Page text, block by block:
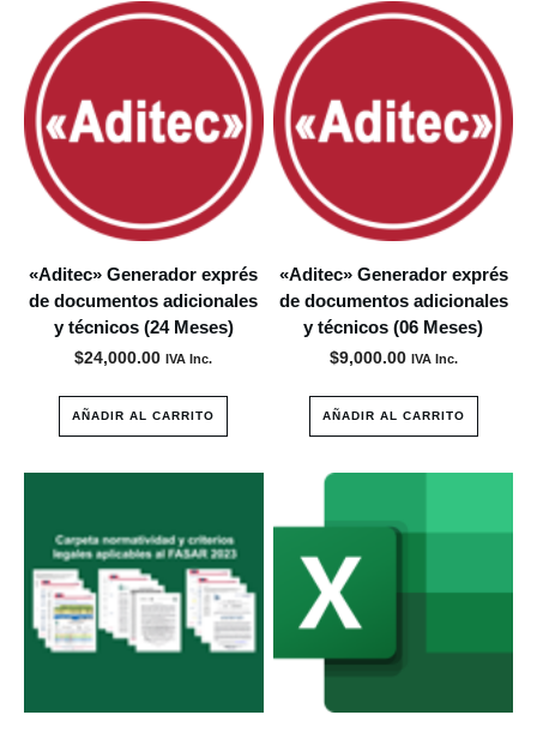
«Aditec» Generador exprés
de documentos adicionales
y técnicos (24 Meses)
$24,000.00 IVA Inc.
AÑADIR AL CARRITO
«Aditec» Generador exprés
de documentos adicionales
y técnicos (06 Meses)
$9,000.00 IVA Inc.
AÑADIR AL CARRITO